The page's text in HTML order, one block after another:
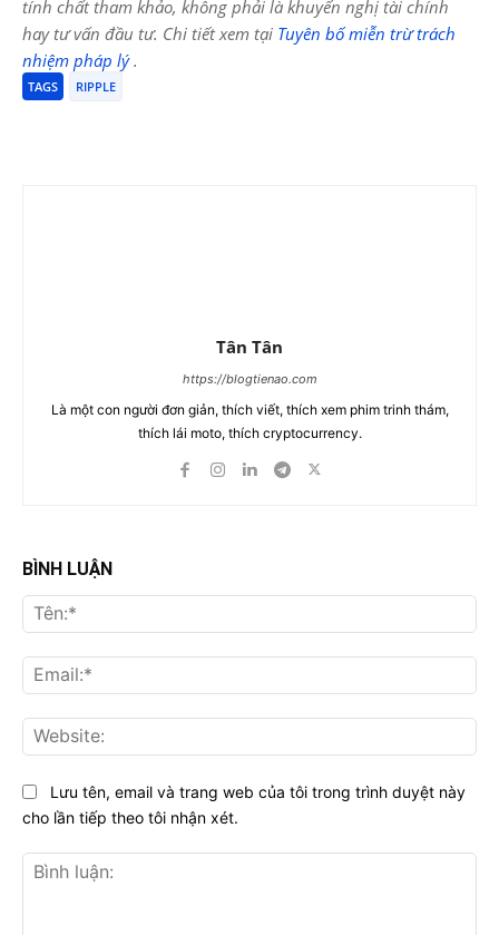
tính chất tham khảo, không phải là khuyến nghị tài chính
hay tư vấn đầu tư. Chi tiết xem tại Tuyên bố miễn trừ trách
nhiệm pháp lý.
TAGS RIPPLE
Tân Tân
https://blogtienao.com
Là một con người đơn giản, thích viết, thích xem phim trinh thám,
thích lái moto, thích cryptocurrency.
BÌNH LUẬN
Lưu tên, email và trang web của tôi trong trình duyệt này
cho lần tiếp theo tôi nhận xét.